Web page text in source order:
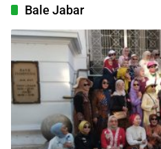
Bale Jabar